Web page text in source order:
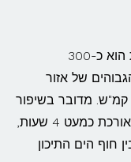
מרחק הנסיעה בין ולנסיה למדריד ברכבת הוא כ-300
של אזור
קסטיליה-לה מנצ'ה במהירות של עד 300 קמ"ש. מדובר בשיפור
עצום לעומת נסיעה ברכב או באוטובוס שאורכת כמעט 4 שעות,
חוף הים התיכון